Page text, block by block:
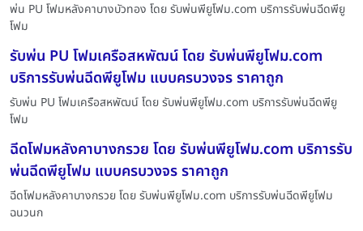
พ่น PU โฟมหลังคาบางบัวทอง โดย รับพ่นพียูโฟม.com บริการรับพ่นฉีดพียู
โฟม
รับพ่น PU โฟมเครือสหพัฒน์ โดย รับพ่นพียูโฟม.com
บริการรับพ่นฉีดพียูโฟม แบบครบวงจร ราคาถูก
รับพ่น PU โฟมเครือสหพัฒน์ โดย รับพ่นพียูโฟม.com บริการรับพ่นฉีดพียู
โฟม
ฉีดโฟมหลังคาบางกรวย โดย รับพ่นพียูโฟม.com บริการรับ
พ่นฉีดพียูโฟม แบบครบวงจร ราคาถูก
ฉีดโฟมหลังคาบางกรวย โดย รับพ่นพียูโฟม.com บริการรับพ่นฉีดพียูโฟม
ฉนวนก